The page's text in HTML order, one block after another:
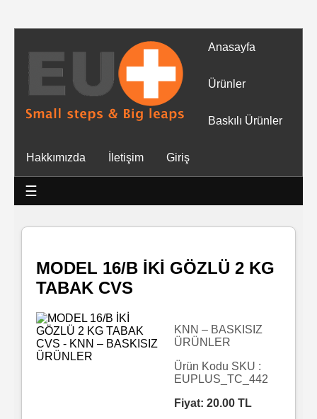
Anasayfa
Ürünler
Baskılı Ürünler
Hakkımızda İletişim Giriş
☰
Tüm
Ürünler
Mendiller
Baskılı
Islak
Rulo
Mendil
Islak
MODEL 16/B İKİ GÖZLÜ 2 KG
TABAK CVS
KNN – BASKISIZ
ÜRÜNLER
Ürün Kodu SKU :
EUPLUS_TC_442
Fiyat: 20.00 TL